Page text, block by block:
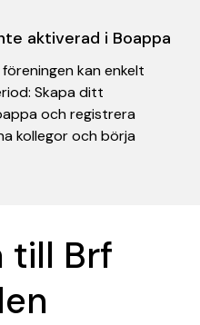
aktiverad i Boappa
kan enkelt
Skapa ditt
och registrera
kollegor och börja
till Brf